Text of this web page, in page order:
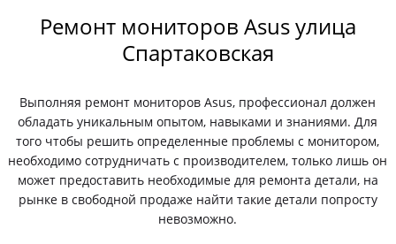
Ремонт мониторов Asus улица
Спартаковская
Выполняя ремонт мониторов Asus, профессионал должен
обладать уникальным опытом, навыками и знаниями. Для
того чтобы решить определенные проблемы с монитором,
необходимо сотрудничать с производителем, только лишь он
может предоставить необходимые для ремонта детали, на
рынке в свободной продаже найти такие детали попросту
невозможно.